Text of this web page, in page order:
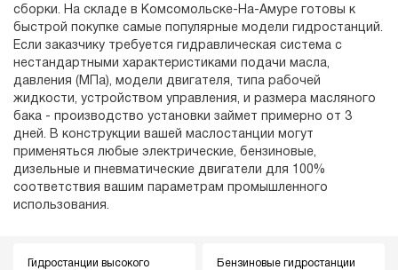
сборки. На складе в Комсомольске-На-Амуре готовы к
быстрой покупке самые популярные модели гидростанций.
Если заказчику требуется гидравлическая система с
нестандартными характеристиками подачи масла,
давления (МПа), модели двигателя, типа рабочей
жидкости, устройством управления, и размера масляного
бака - производство установки займет примерно от 3
дней. В конструкции вашей маслостанции могут
применяться любые электрические, бензиновые,
дизельные и пневматические двигатели для 100%
соответствия вашим параметрам промышленного
использования.
Гидростанции высокого
Бензиновые гидростанции